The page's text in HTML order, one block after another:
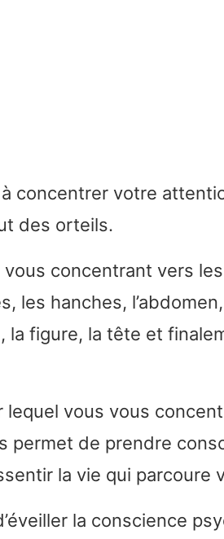
concentrer votre
des orteils.
concentrant vers
les hanches,
la figure, la tête et
lequel vous vous
permet de prendre
la vie qui parcoure
la conscience